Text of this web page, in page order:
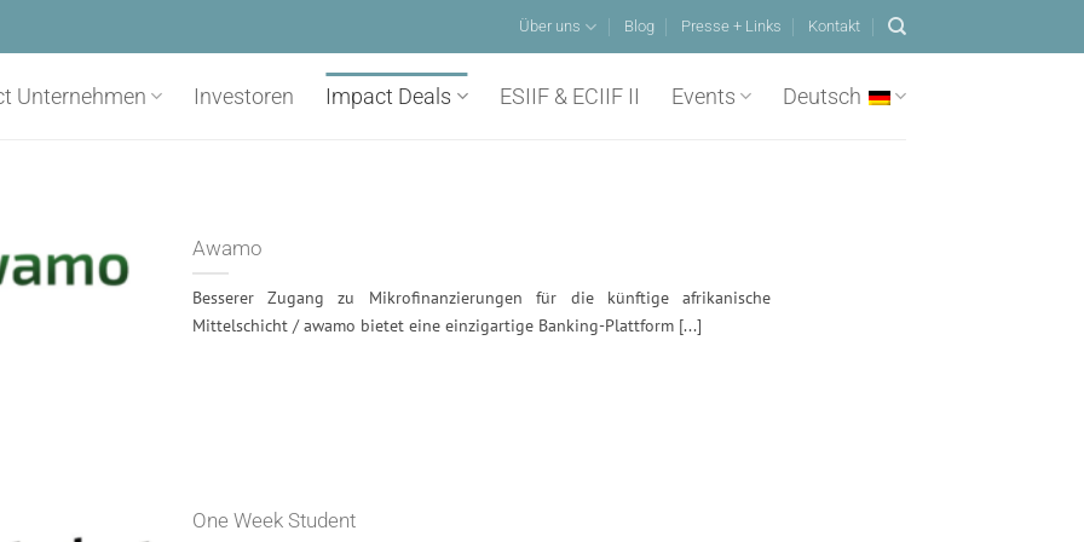
Über uns Blog Presse + Links Kontakt
Unternehmen Investoren Impact Deals ESIIF & ECIIF II Events Deutsch
Awamo
Besserer Zugang zu Mikrofinanzierungen für die künftige afrikanische
Mittelschicht / awamo bietet eine einzigartige Banking-Plattform [...]
One Week Student